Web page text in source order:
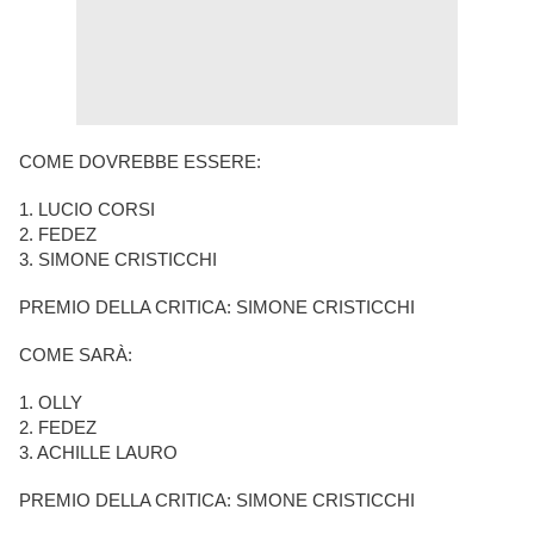
COME DOVREBBE ESSERE:
1. LUCIO CORSI
2. FEDEZ
3. SIMONE CRISTICCHI
PREMIO DELLA CRITICA: SIMONE CRISTICCHI
COME SARÀ:
1. OLLY
2. FEDEZ
3. ACHILLE LAURO
PREMIO DELLA CRITICA: SIMONE CRISTICCHI